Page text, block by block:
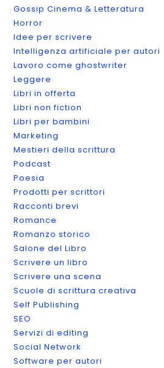
Gossip Cinema & Letteratura
Horror
Idee per scrivere
Intelligenza artificiale per autori
Lavoro come ghostwriter
Leggere
Libri in offerta
Libri non fiction
Libri per bambini
Marketing
Mestieri della scrittura
Podcast
Poesia
Prodotti per scrittori
Racconti brevi
Romance
Romanzo storico
Salone del Libro
Scrivere un libro
Scrivere una scena
Scuole di scrittura creativa
Self Publishing
SEO
Servizi di editing
Social Network
Software per autori